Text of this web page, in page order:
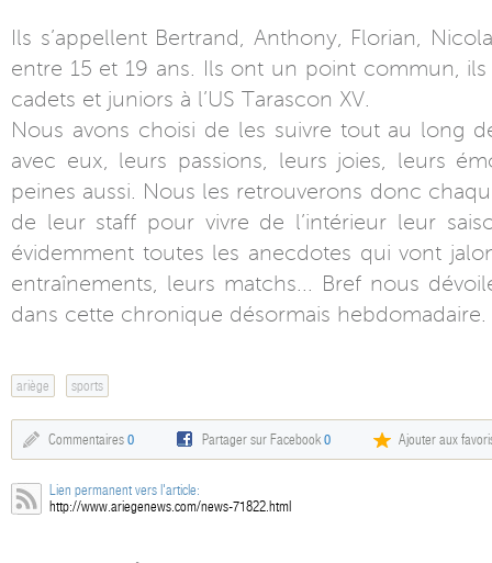
Ils s’appellent Bertrand, Anthony, Florian,
entre 15 et 19 ans. Ils ont un point commun,
cadets et juniors à l’US Tarascon XV.
Nous avons choisi de les suivre tout au long
avec eux, leurs passions, leurs joies, leurs
peines aussi. Nous les retrouverons donc
de leur staff pour vivre de l’intérieur leur
évidemment toutes les anecdotes qui vont
entraînements, leurs matchs... Bref nous
dans cette chronique désormais hebdomadaire.
ariège sports
Commentaires 0 Partager sur Facebook0 Ajouter aux
Lien permanent vers l'article:
http://www.ariegenews.com/news-71822.html